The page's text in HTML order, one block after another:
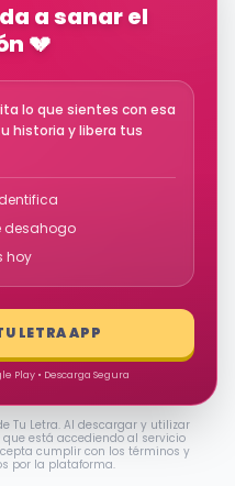
a sanar el
💔
lo que sientes con esa
historia y libera tus
desahogo
hoy
LETRA APP
Play • Descarga Segura
Tu Letra. Al descargar y utilizar
está accediendo al servicio
cumplir con los términos y
por la plataforma.